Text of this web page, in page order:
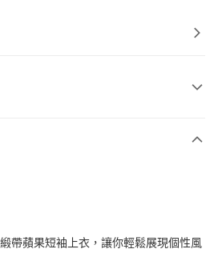
帶蘋果短袖上衣，讓你輕鬆展現個性風